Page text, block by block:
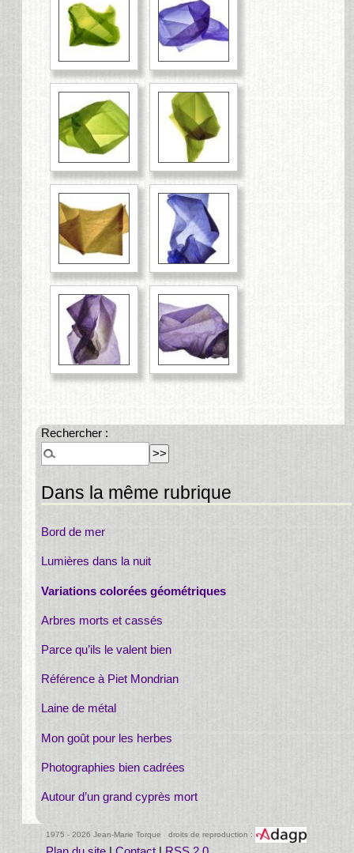
Rechercher :
Dans la même rubrique
Bord de mer
Lumières dans la nuit
Variations colorées géométriques
Arbres morts et cassés
Parce qu’ils le valent bien
Référence à Piet Mondrian
Laine de métal
Mon goût pour les herbes
Photographies bien cadrées
Autour d’un grand cyprès mort
1975 - 2026 Jean-Marie Torque droits de reproduction :